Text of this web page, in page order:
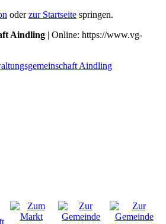
oderzur Startseite springen.
Aindling | Online: https://www.vg-